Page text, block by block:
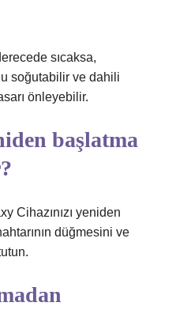
sıcaksa,
soğutabilir ve dahili
önleyebilir.
başlatma
Cihazınızı yeniden
düğmesini ve